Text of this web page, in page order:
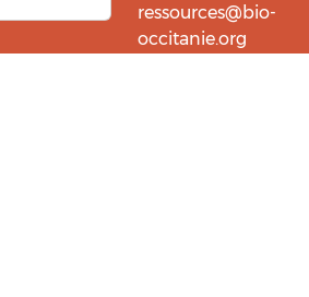
ressources@bio-
occitanie.org